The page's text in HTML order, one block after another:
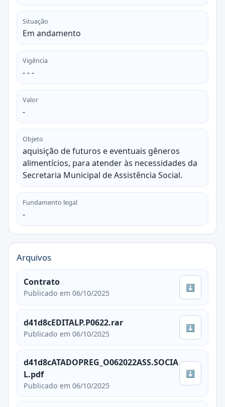
Situação
Em andamento
Vigência
- - -
Valor
-
Objeto
aquisição de futuros e eventuais gêneros
alimentícios, para atender às necessidades da
Secretaria Municipal de Assistência Social.
Fundamento legal
-
Arquivos
Contrato
Publicado em 06/10/2025
⬇
d41d8cEDITALP.P0622.rar
Publicado em 06/10/2025
⬇
d41d8cATADOPREG_O062022ASS.SOCIA
L.pdf
Publicado em 06/10/2025
⬇